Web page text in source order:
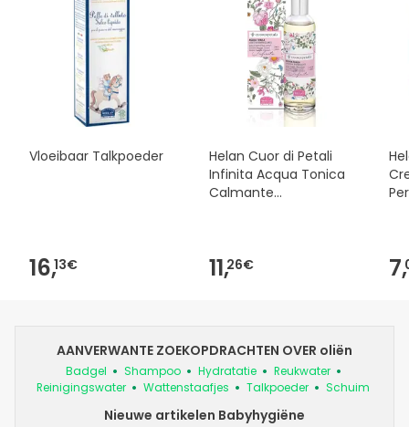
Vloeibaar Talkpoeder
16,13€
Helan Cuor di Petali
Infinita Acqua Tonica
Calmante
11,26€ 7,
AANVERWANTE ZOEKOPDRACHTEN OVER oliën
Badgel Shampoo Hydratatie
Reukwater
Reinigingswater
Wattenstaafjes Talkpoeder Schuim
Nieuwe artikelen Babyhygiëne